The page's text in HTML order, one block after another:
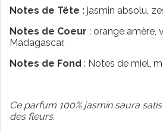
Notes de Tête : jasmin absolu,
Notes de Coeur : orange amère,
Madagascar.
Notes de Fond : Notes de miel,
Ce parfum 100% jasmin saura
des fleurs.